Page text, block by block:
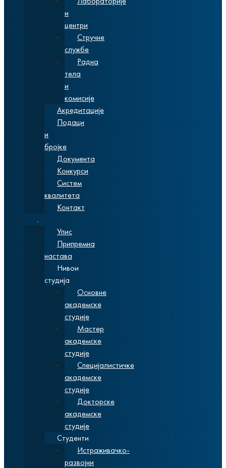
и
центри
Стручне
службе
Радна
тела
и
комисије
Акредитације
Подаци
и
бројке
Документа
Конкурси
Систем
квалитета
Контакт
Упис
Припремна
настава
Нивои
студија
Основне
академске
студије
Мастер
академске
студије
Специјалистичке
академске
студије
Докторске
академске
студије
Студенти
Истраживачко-
развојни